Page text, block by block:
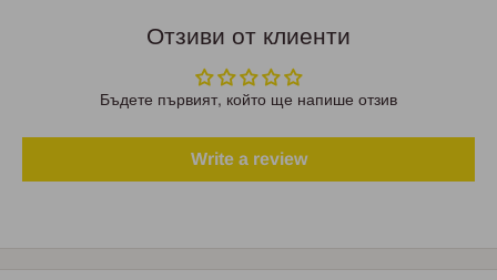
Отзиви от клиенти
Бъдете първият, който ще напише отзив
Write a review